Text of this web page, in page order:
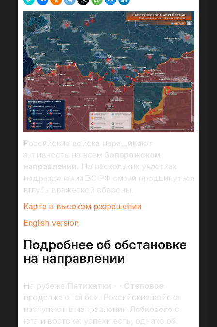
Российские войска наращивают
активность на всем Запорожском
направлении. На нескольких участках
подразделения ВС РФ смоги продвинуться
вглубь вражеской обороны.
Карта в высоком разрешении
English version
Подробнее об обстановке
на направлении
На рубеже Пятихатки — Степовое
продолжаются бои. Российские войска
наступают в направлении Лобкового с
юга и востока: успехи есть, однако об